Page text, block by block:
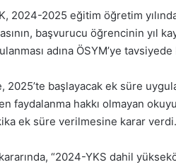
2024-2025 eğitim öğretim
başvurucu öğrencinin yıl
adına ÖSYM’ye
başlayacak ek süre
faydalanma hakkı olmayan
ek süre verilmesine karar verdi.
“2024-YKS dahil